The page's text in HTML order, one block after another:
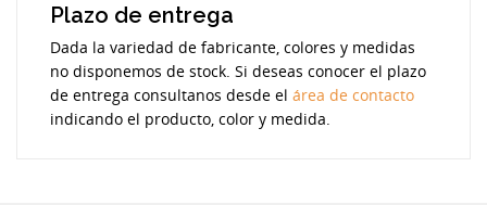
Plazo de entrega
Dada la variedad de fabricante, colores y medidas
no disponemos de stock. Si deseas conocer el plazo
de entrega consultanos desde el área de contacto
indicando el producto, color y medida.